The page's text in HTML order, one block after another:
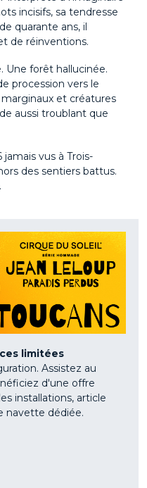
incisifs, sa tendresse
quarante ans, il
de réinventions.
Une forêt hallucinée.
procession vers le
et créatures
aussi troublant que
vus à Trois-
des sentiers battus.
limitées
Assistez au
d'une offre
installations, article
navette dédiée.